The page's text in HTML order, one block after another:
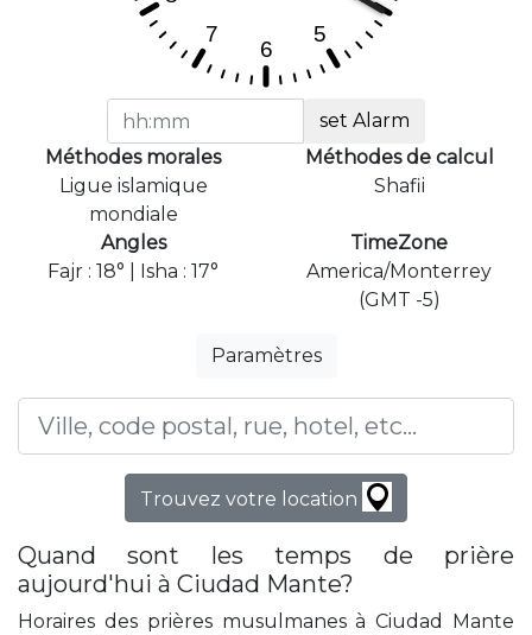
set Alarm
Méthodes morales
Ligue islamique
mondiale
Méthodes de calcul
Shafii
Angles
Fajr : 18° | Isha : 17°
TimeZone
America/Monterrey
(GMT -5)
Paramètres
Trouvez votre location
Quand sont les temps de prière
aujourd'hui à Ciudad Mante?
Horaires des prières musulmanes à Ciudad Mante